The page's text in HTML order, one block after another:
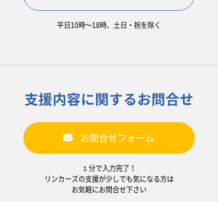
平日10時〜18時、土日・祝を除く
支援内容に関するお問合せ
お問合せフォーム
１分で入力完了！
リンカーズの支援が少しでも気になる方は
お気軽にお問合せ下さい